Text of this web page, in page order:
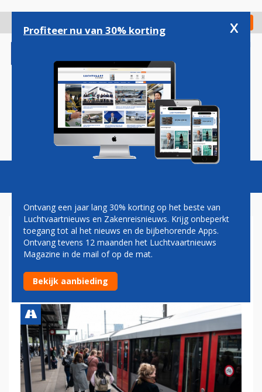
gaan
Check in
Magazine Podcasts Vacatures
VOLGEND JAAR BESLUIT
OVER METROLIJN NAAR
SCHIPHOL
Profiteer nu van 30% korting x
Ontvang een jaar lang 30% korting op het beste van
Luchtvaartnieuws en Zakenreisnieuws. Krijg onbeperkt
toegang tot al het nieuws en de bijbehorende Apps.
Ontvang tevens 12 maanden het Luchtvaartnieuws
Magazine in de mail of op de mat.
Bekijk aanbieding